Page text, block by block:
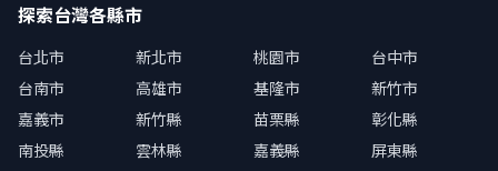
探索台灣各縣市
台北市 新北市 桃園市
台中市
台南市
高雄市 基隆市
新竹市
嘉義市
新竹縣 苗栗縣
彰化縣
南投縣
雲林縣 嘉義縣
屏東縣